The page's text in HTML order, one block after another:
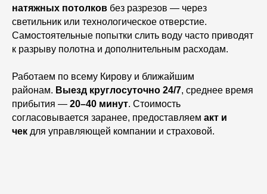
натяжных потолков без разрезов — через
светильник или технологическое отверстие.
Самостоятельные попытки слить воду часто приводят
к разрыву полотна и дополнительным расходам.
Работаем по всему Кирову и ближайшим
районам. Выезд круглосуточно 24/7, среднее время
прибытия — 20–40 минут. Стоимость
согласовывается заранее, предоставляем акт и
чек для управляющей компании и страховой.